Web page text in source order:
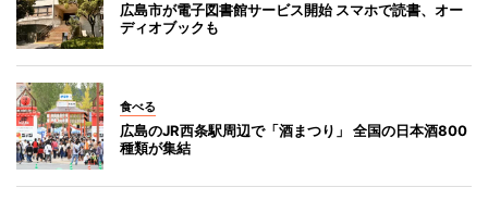
広島市が電子図書館サービス開始 スマホで読書、オー
ディオブックも
食べる
広島のJR西条駅周辺で「酒まつり」 全国の日本酒800
種類が集結